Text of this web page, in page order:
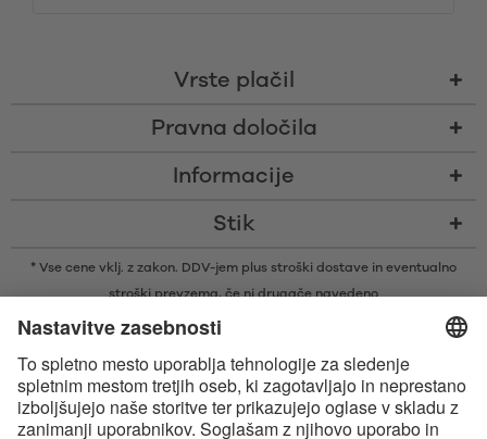
Vrste plačil
Pravna določila
Informacije
Stik
* Vse cene vklj. z zakon. DDV-jem plus stroški dostave in eventualno
stroški prevzema, če ni drugače navedeno
* Besedna znamka in logotipi Bluetooth® so zaščitene blagovne znamke v
licenco za njihovo uporabo.
Apple, logotip Apple in Apple Watch so blagovne znamke družbe Apple
Inc. Google Play in logotip Google Play sta blagovni znamki družbe